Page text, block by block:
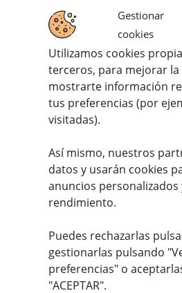
Gestionar
cookies
Utilizamos cookies
terceros, para mejorar la
mostrarte información
tus preferencias (por
visitadas).
Así mismo, nuestros
datos y usarán cookies
anuncios personalizados
rendimiento.
Puedes rechazarlas
gestionarlas pulsando "
preferencias" o
"ACEPTAR".
Picaña de Vaca
Valorado
con4.88de